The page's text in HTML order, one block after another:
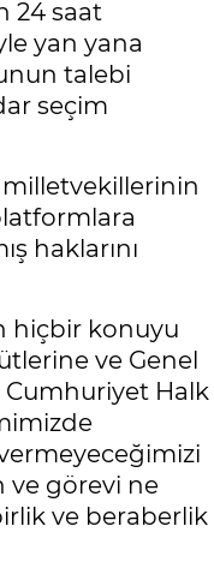
24 saat
yan yana
talebi
seçim
haklarını
hiçbir konuyu
ve Genel
Cumhuriyet Halk
ve görevi ne
ve beraberlik